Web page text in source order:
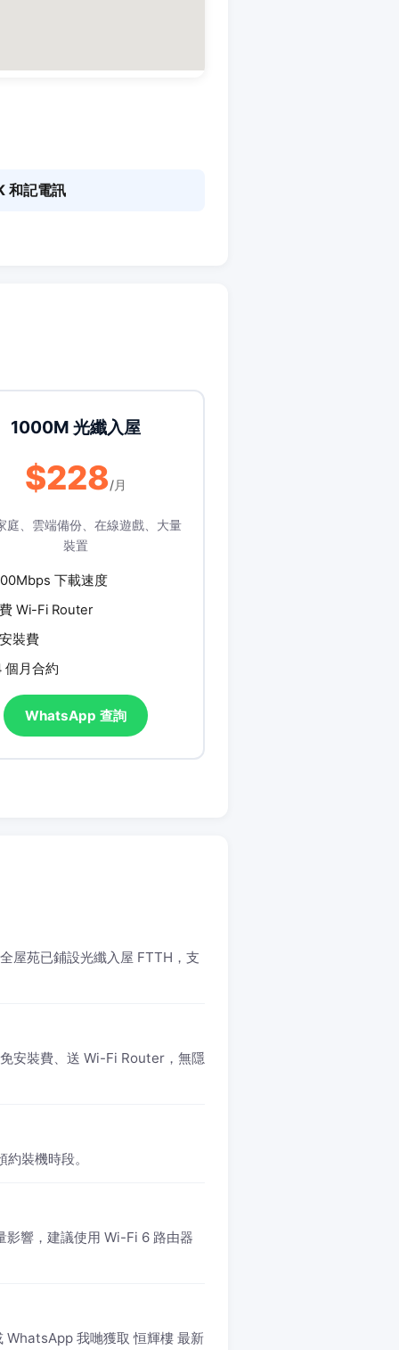
和記電訊
1000M 光纖入屋
$228/月
庭、雲端備份、在線遊戲、大量
裝置
下載速度
Wi-Fi Router
裝費
個月合約
WhatsApp 查詢
屋苑已鋪設光纖入屋 FTTH，支
安裝費、送 Wi-Fi Router，無隱
裝機時段。
影響，建議使用 Wi-Fi 6 路由器
WhatsApp 我哋獲取 恒輝樓 最新